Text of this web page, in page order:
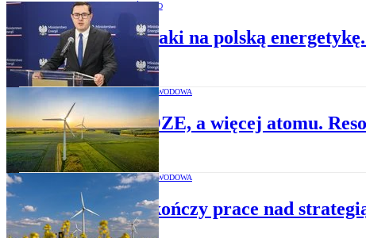
BEZPIECZEŃSTWO
Cyberataki na polską
ENERGETYKA ZAWODOWA
Mniej OZE, a więcej atomu.
ENERGETYKA ZAWODOWA
Polska kończy prace nad